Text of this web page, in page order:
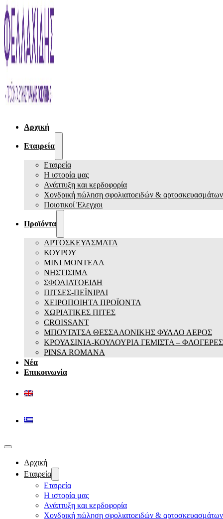
Αρχική
Εταιρεία
Εταιρεία
Η ιστορία μας
Ανάπτυξη και κερδοφορία
Χονδρική πώληση σφολιατοειδών & αρτοσκευασμάτων
Ποιοτικοί Έλεγχοι
Προϊόντα
ΑΡΤΟΣΚΕΥΑΣΜΑΤΑ
ΚΟΥΡΟΥ
ΜΙΝΙ ΜΟΝΤΕΛΑ
ΝΗΣΤΙΣΙΜΑ
ΣΦΟΛΙΑΤΟΕΙΔΗ
ΠΙΤΣΕΣ-ΠΕΪΝΙΡΛΙ
ΧΕΙΡΟΠΟΙΗΤΑ ΠΡΟΪΟΝΤΑ
ΧΩΡΙΑΤΙΚΕΣ ΠΙΤΕΣ
CROISSANT
ΜΠΟΥΓΑΤΣΑ ΘΕΣΣΑΛΟΝΙΚΗΣ ΦΥΛΛΟ ΑΕΡΟΣ
ΚΡΟΥΑΣΙΝΙΑ-ΚΟΥΛΟΥΡΙΑ ΓΕΜΙΣΤΑ – ΦΛΟΓΕΡΕΣ
PINSA ROMANA
Νέα
Επικοινωνία
Αρχική
Εταιρεία
Εταιρεία
Η ιστορία μας
Ανάπτυξη και κερδοφορία
Χονδρική πώληση σφολιατοειδών & αρτοσκευασμάτων